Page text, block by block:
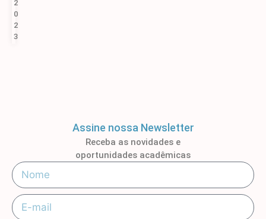
2
0
2
3
Assine nossa Newsletter
Receba as novidades e
oportunidades acadêmicas